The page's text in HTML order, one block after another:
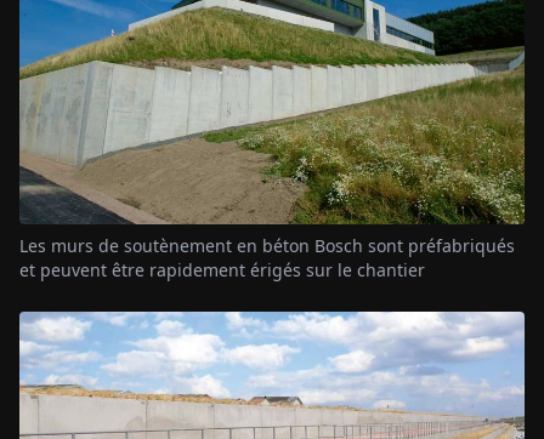
Les murs de soutènement en béton Bosch sont préfabriqués
et peuvent être rapidement érigés sur le chantier